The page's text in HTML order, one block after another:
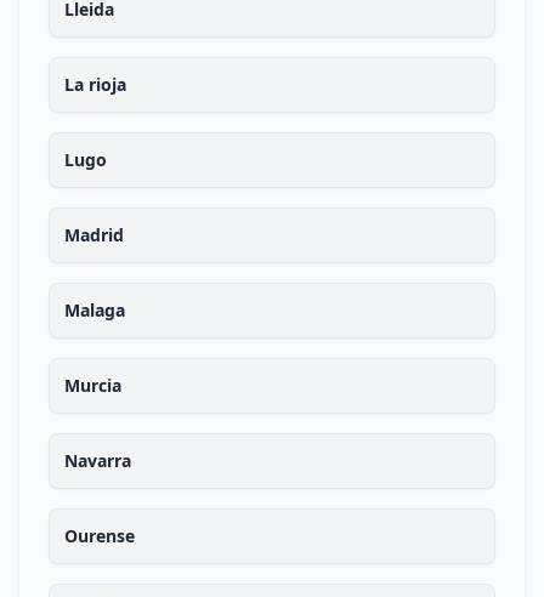
Lleida
La rioja
Lugo
Madrid
Malaga
Murcia
Navarra
Ourense